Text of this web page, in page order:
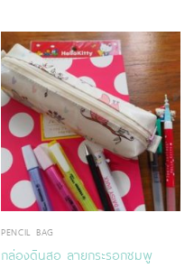
PENCIL BAG
กล่องดินสอ ลายกระรอกชมพู